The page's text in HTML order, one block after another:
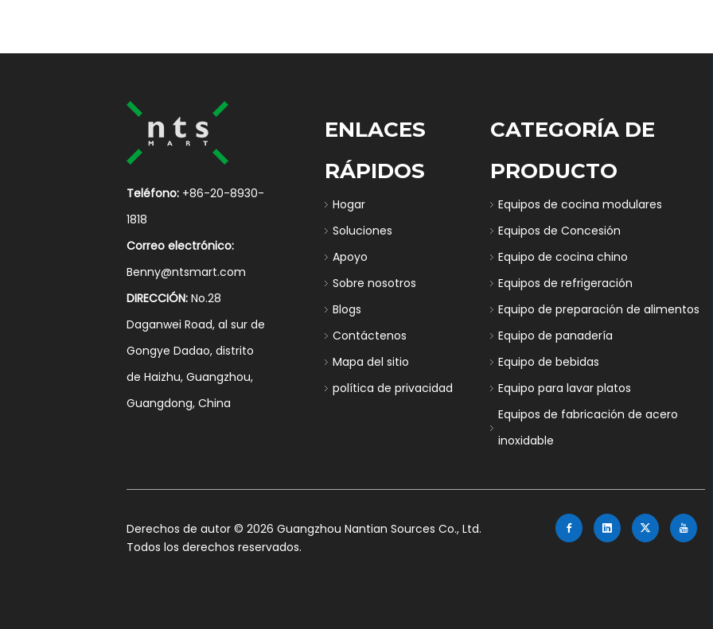
Teléfono: +86-20-8930-
1818
Correo electrónico:
Benny@ntsmart.com
DIRECCIÓN: No.28
Daganwei Road, al sur de
Gongye Dadao, distrito
de Haizhu, Guangzhou,
Guangdong, China
ENLACES
RÁPIDOS
Hogar
Soluciones
Apoyo
Sobre nosotros
Blogs
Contáctenos
Mapa del sitio
política de privacidad
CATEGORÍA DE
PRODUCTO
Equipos de cocina modulares
Equipos de Concesión
Equipo de cocina chino
Equipos de refrigeración
Equipo de preparación de alimentos
Equipo de panadería
Equipo de bebidas
Equipo para lavar platos
Equipos de fabricación de acero
inoxidable
​Derechos de autor ©2026 Guangzhou Nantian Sources Co., Ltd.
Todos los derechos reservados.